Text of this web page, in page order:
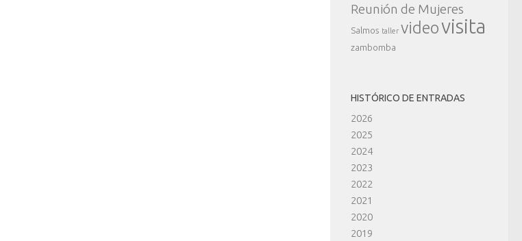
Reunión de Mujeres
Salmos taller videovisita
zambomba
HISTÓRICO DE ENTRADAS
2026
2025
2024
2023
2022
2021
2020
2019